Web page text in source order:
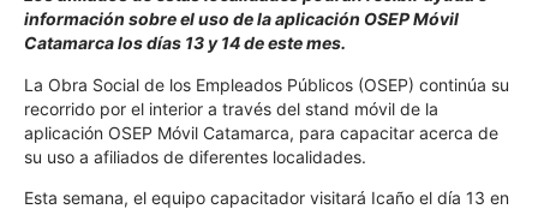
información sobre el uso de la aplicación OSEP Móvil
Catamarca los días 13 y 14 de este mes.
La Obra Social de los Empleados Públicos (OSEP) continúa su
recorrido por el interior a través del stand móvil de la
aplicación OSEP Móvil Catamarca, para capacitar acerca de
su uso a afiliados de diferentes localidades.
Esta semana, el equipo capacitador visitará Icaño el día 13 en